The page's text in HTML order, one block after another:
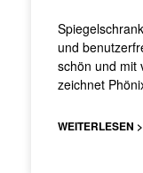
und
schön und mit
zeichnet
WEITERLESEN